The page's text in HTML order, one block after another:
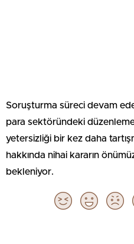
Soruşturma süreci devam
para sektöründeki
yetersizliği bir kez daha
hakkında nihai kararın
bekleniyor.